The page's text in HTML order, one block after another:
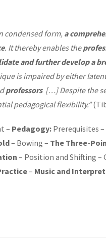
condensed form, a
. It thereby enables the
and further develop a
is impaired by either
professors[…] Despite the
pedagogical flexibility.”
– Pedagogy: Prerequisites
– Bowing – The Three-
– Position and Shifting –
– Music and